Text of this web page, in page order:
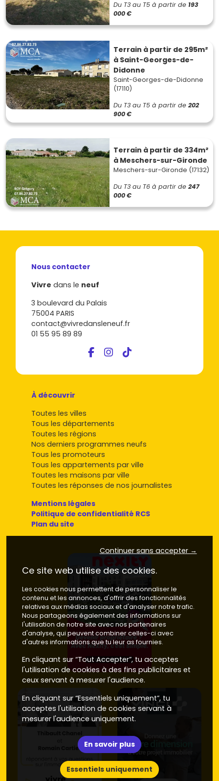
Du T3 au T5 à partir de 193
000 €
Terrain à partir de 295m²
à Saint-Georges-de-
Didonne
Saint-Georges-de-Didonne
(17110)
Du T3 au T5 à partir de 202
900 €
Terrain à partir de 334m²
à Meschers-sur-Gironde
Meschers-sur-Gironde (17132)
Du T3 au T6 à partir de 247
000 €
Nous contacter
Vivre dans le neuf
3 boulevard du Palais
75004 PARIS
contact@vivredansleneuf.fr
01 55 95 89 89
À découvrir
Toutes les villes
Tous les départements
Toutes les régions
Nos derniers programmes neufs
Tous les promoteurs
Tous les appartements par ville
Toutes les maisons par ville
Toutes les réponses de nos journalistes
Mentions légales
Politique de confidentialité RCS
Plan du site
Continuer sans accepter →
Ce site web utilise des cookies.
Les cookies nous permettent de personnaliser le
contenu et les annonces, d'offrir des fonctionnalités
relatives aux médias sociaux et d'analyser notre trafic.
Nous partageons également des informations sur
l'utilisation de notre site avec nos partenaires
d'analyse, qui peuvent combiner celles-ci avec
d'autres informations que tu leur as fournies.
En cliquant sur “Tout Accepter”, tu acceptes
l'utilisation de cookies à des fins publicitaires et
ceux servant à mesurer l'audience.
En cliquant sur “Essentiels uniquement”, tu
acceptes l'utilisation de cookies servant à
mesurer l'audience uniquement.
En savoir plus
Essentiels uniquement